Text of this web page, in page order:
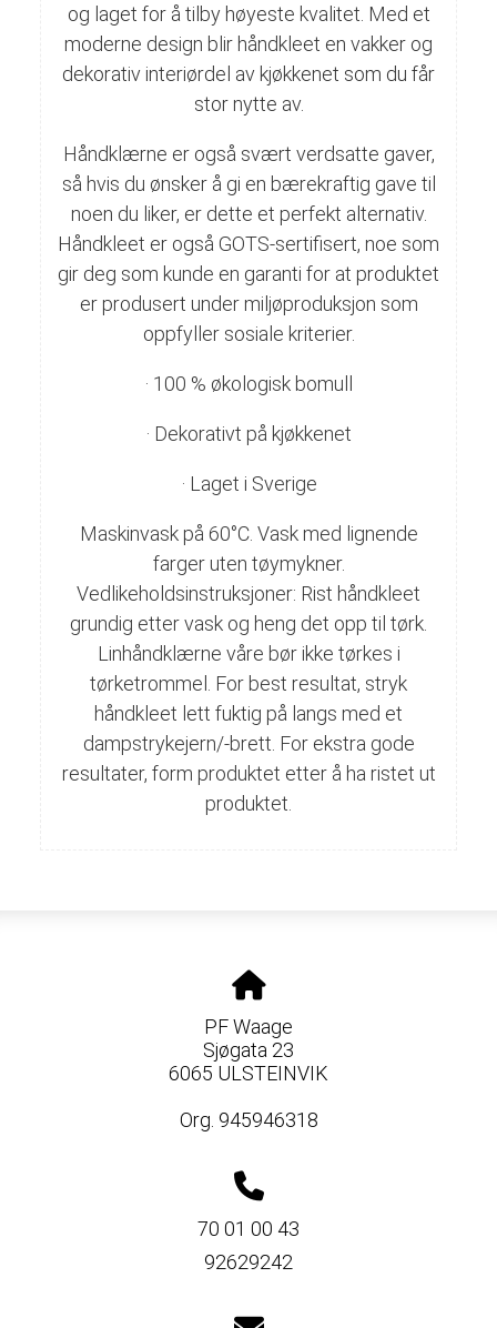
og laget for å tilby høyeste kvalitet. Med et
moderne design blir håndkleet en vakker og
dekorativ interiørdel av kjøkkenet som du får
stor nytte av.
Håndklærne er også svært verdsatte gaver,
så hvis du ønsker å gi en bærekraftig gave til
noen du liker, er dette et perfekt alternativ.
Håndkleet er også GOTS-sertifisert, noe som
gir deg som kunde en garanti for at produktet
er produsert under miljøproduksjon som
oppfyller sosiale kriterier.
· 100 % økologisk bomull
· Dekorativt på kjøkkenet
· Laget i Sverige
Maskinvask på 60°C. Vask med lignende
farger uten tøymykner.
Vedlikeholdsinstruksjoner: Rist håndkleet
grundig etter vask og heng det opp til tørk.
Linhåndklærne våre bør ikke tørkes i
tørketrommel. For best resultat, stryk
håndkleet lett fuktig på langs med et
dampstrykejern/-brett. For ekstra gode
resultater, form produktet etter å ha ristet ut
produktet.
PF Waage
Sjøgata 23
6065 ULSTEINVIK
Org. 945946318
70 01 00 43
92629242